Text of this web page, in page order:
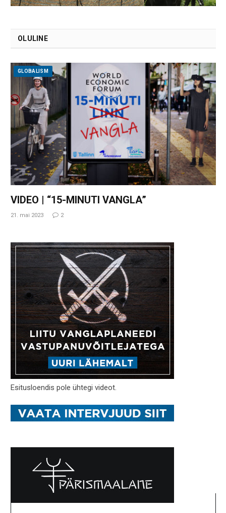
OLULINE
GLOBALISM
VIDEO | “15-MINUTI VANGLA”
21. mai 2023 2
Esitusloendis pole ühtegi videot.